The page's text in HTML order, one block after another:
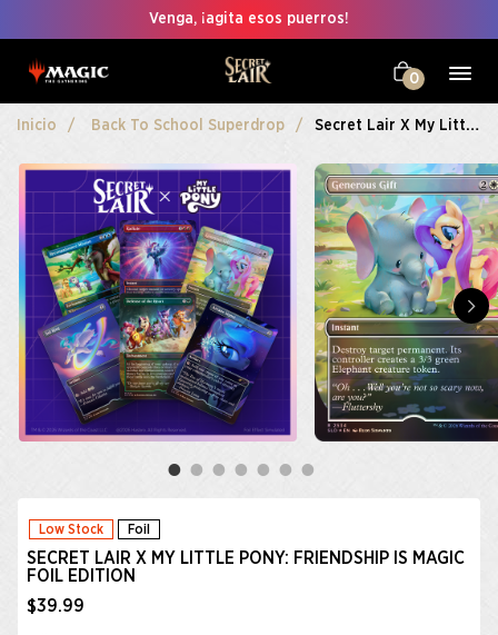
Venga, ¡agita esos puerros!
0
Inicio Back To School Superdrop Secret Lair X My Little Pony: Friendship Is Magic Foil Edition
Low Stock Foil
SECRET LAIR X MY LITTLE PONY: FRIENDSHIP IS MAGIC
FOIL EDITION
$39.99